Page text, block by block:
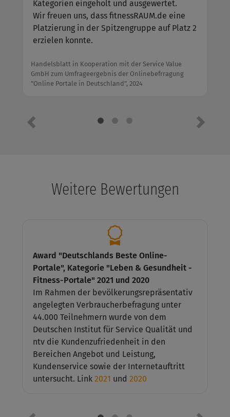
Kategorien eingeholt und ausgewertet.
Wir freuen uns, dass fitnessRAUM.de eine
Platzierung in der Spitzengruppe auf Platz 2
erzielen konnte.
Handelsblatt in Kooperation mit der Service Value
GmbH zum Umfrageergebnis der Onlinebefrragung
"Online Portale in Deutschland", 2024
Vorheriges Element
Weitere Bewertungen
Award "Deutschlands Beste Online-
Portale", Kategorie "Leben & Gesundheit -
Fitness-Portale" 2021 und 2020
Im Rahmen der bevölkerungsrepräsentativ
angelegten Verbraucherbefragung unter
44.000 Teilnehmern wurde von dem
Deutschen Institut für Service Qualität und
ntv die Kundenzufriedenheit in den
Bereichen Angebot und Leistung,
Kundenservice sowie der Internetauftritt
untersucht. Link 2021 und 2020